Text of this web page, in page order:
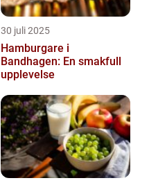
30 juli 2025
Hamburgare i
Bandhagen: En smakfull
upplevelse